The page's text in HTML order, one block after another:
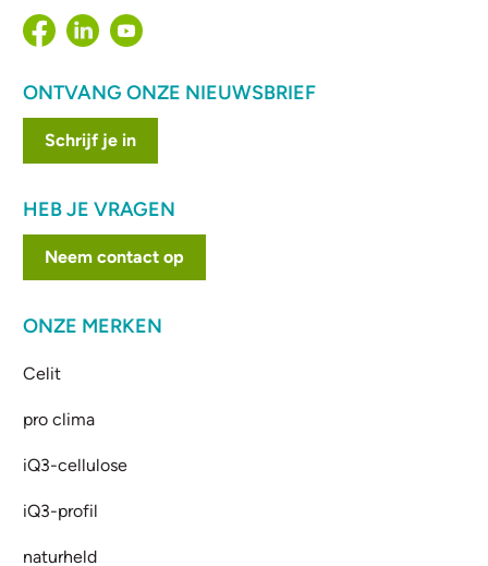
ONTVANG ONZE NIEUWSBRIEF
Schrijf je in
HEB JE VRAGEN
Neem contact op
ONZE MERKEN
Celit
pro clima
iQ3-cellulose
iQ3-profil
naturheld